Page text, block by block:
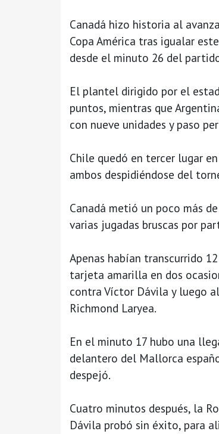
Canadá hizo historia al
Copa América tras igualar
desde el minuto 26 del
El plantel dirigido por el
puntos, mientras que
con nueve unidades y paso
Chile quedó en tercer lugar
ambos despidiéndose del
Canadá metió un poco más
varias jugadas bruscas por
Apenas habían transcurrido
tarjeta amarilla en dos
contra Víctor Dávila y luego
Richmond Laryea.
En el minuto 17 hubo una
delantero del Mallorca
despejó.
Cuatro minutos después, la
Dávila probó sin éxito, para